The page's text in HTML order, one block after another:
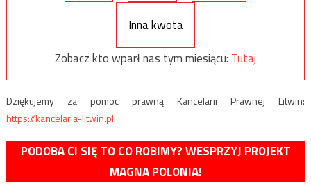
Inna kwota
Zobacz kto wparł nas tym miesiącu: Tutaj
Dziękujemy za pomoc prawną Kancelarii Prawnej Litwin:
https://kancelaria-litwin.pl
PODOBA CI SIĘ TO CO ROBIMY? WESPRZYJ PROJEKT
MAGNA POLONIA!